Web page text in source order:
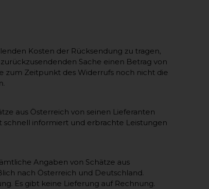
Kosten der Rücksendung zu tragen,
Sache einen Betrag von
zum Zeitpunkt des Widerrufs noch nicht die
aus Österreich von seinen Lieferanten
informiert und erbrachte Leistungen
Angaben von Schätze aus
nach Österreich und Deutschland.
Es gibt keine Lieferung auf Rechnung.